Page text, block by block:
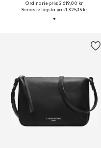
Ordinarie pris: 2 619,00 kr
Senaste lägsta pris:1 325,15 kr